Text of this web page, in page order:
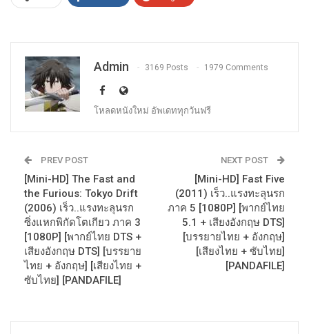
Admin 3169 Posts 1979 Comments
โหลดหนังใหม่ อัพเดททุกวันฟรี
PREV POST
[Mini-HD] The Fast and
the Furious: Tokyo Drift
(2006) เร็ว..แรงทะลุนรก
ซิ่งแหกพิกัดโตเกียว ภาค 3
[1080P] [พากย์ไทย DTS +
เสียงอังกฤษ DTS] [บรรยาย
ไทย + อังกฤษ] [เสียงไทย +
ซับไทย] [PANDAFILE]
NEXT POST
[Mini-HD] Fast Five
(2011) เร็ว..แรงทะลุนรก
ภาค 5 [1080P] [พากย์ไทย
5.1 + เสียงอังกฤษ DTS]
[บรรยายไทย + อังกฤษ]
[เสียงไทย + ซับไทย]
[PANDAFILE]